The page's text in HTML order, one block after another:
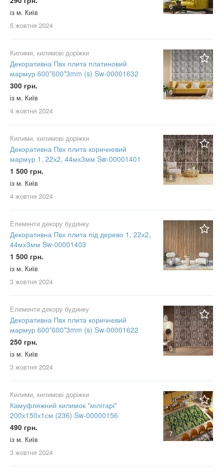
6
із м. Київ
5 жовтня 2024
6
Килими, килимові доріжки
Декоративна Пвх плита платиновий
мармур 600*600*3mm (s) Sw-00001632
300 грн.
із м. Київ
4 жовтня 2024
8
Килими, килимові доріжки
Декоративна Пвх плита коричневий
мармур 1, 22х2, 44мх3мм Sw-00001401
1 500 грн.
із м. Київ
4 жовтня 2024
8
Елементи декору будинку
Декоративна Пвх плита під дерево 1, 22х2,
44мх3мм Sw-00001403
1 500 грн.
із м. Київ
3 жовтня 2024
6
Елементи декору будинку
Декоративна Пвх плита коричневий
мармур 600*600*3mm (s) Sw-00001622
250 грн.
із м. Київ
3 жовтня 2024
7
Килими, килимові доріжки
Камуфляжний килимок "мілітарі"
200х150х1см (236) Sw-00000156
490 грн.
із м. Київ
3 жовтня 2024